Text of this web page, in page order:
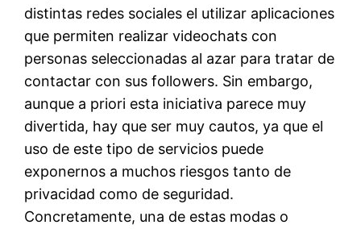
distintas redes sociales el utilizar aplicaciones
que permiten realizar videochats con
personas seleccionadas al azar para tratar de
contactar con sus followers. Sin embargo,
aunque a priori esta iniciativa parece muy
divertida, hay que ser muy cautos, ya que el
uso de este tipo de servicios puede
exponernos a muchos riesgos tanto de
privacidad como de seguridad.
Concretamente, una de estas modas o